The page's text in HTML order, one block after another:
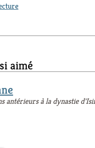
aimé
antérieurs à la dynastie